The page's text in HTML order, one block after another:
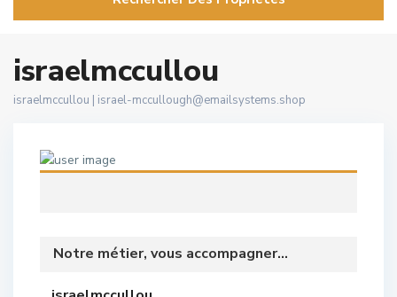
israelmccullou
israelmccullou | israel-mccullough@emailsystems.shop
Notre métier, vous accompagner...